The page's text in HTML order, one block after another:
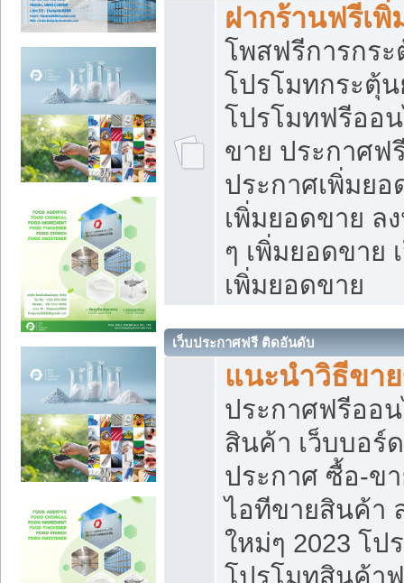
ฝากร้านฟรีเ
โพสฟรีการกร
โปรโมทกระตุ้
โปรโมทฟรีออ
ขาย ประกาศฟ
ประกาศเพิ่มย
เพิ่มยอดขาย ล
ๆ เพิ่มยอดขาย
เพิ่มยอดขาย
เว็บประกาศฟรี ติดอันดับ
แนะนำวิธีขา
ประกาศฟรีออ
สินค้า เว็บบอร์
ประกาศ ซื้อ-ข
ไอทีขายสินค้า
ใหม่ๆ 2023 โป
โปรโมทสินค้า